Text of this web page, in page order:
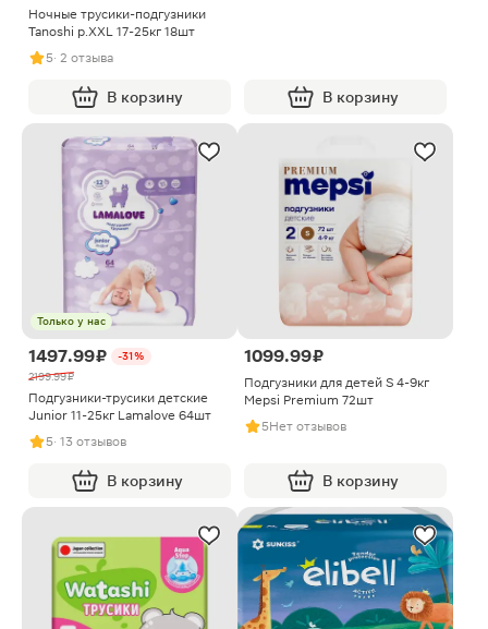
Ночные трусики-подгузники
Tanoshi р.XXL 17-25кг 18шт
5· 2 отзыва
В корзину В корзину
Только у нас
1497.99 ₽
-31%
2199.99 ₽
Подгузники-трусики детские
Junior 11-25кг Lamalove 64шт
5· 13 отзывов
В корзину
1099.99 ₽
Подгузники для детей S 4-9кг
Mepsi Premium 72шт
5Нет отзывов
В корзину